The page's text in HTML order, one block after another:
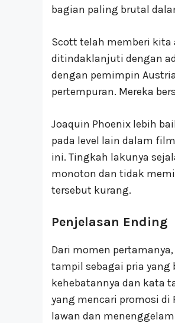
bagian paling brutal
Scott telah memberi
ditindaklanjuti dengan
dengan pemimpin
pertempuran. Mereka
Joaquin Phoenix lebih
pada level lain dalam
ini. Tingkah lakunya
monoton dan tidak
tersebut kurang.
Penjelasan Ending
Dari momen
tampil sebagai pria yang
kehebatannya dan kata
yang mencari promosi di
lawan dan